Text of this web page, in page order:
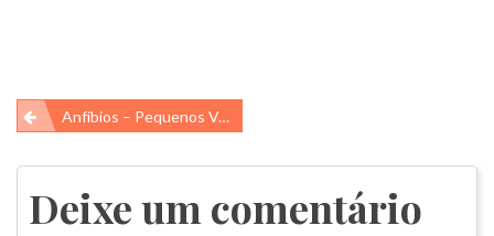
Navegação
de
Post
Anfíbios – Pequenos Vertebrados Que Precisam De Água Ou Um Ambiente Úmido
Deixe um comentário